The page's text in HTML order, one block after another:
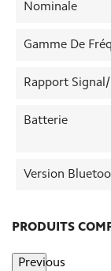
Nominale
Gamme De
Rapport
Batterie
Version
PRODUITS
Previous